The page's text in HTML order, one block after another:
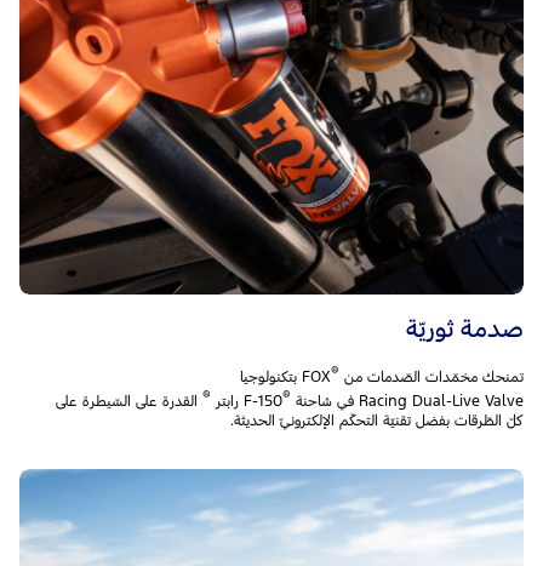
صدمة ثوريّة
تمنحك مخمّدات الصّدمات من ®FOX بتكنولوجيا
Racing Dual-Live Valve في شاحنة F-150
®
® القدرة على السّيطرة على
كلّ الطّرقات بفضل تقنيّة التحكّم الإلكترونيّ الحديثة.